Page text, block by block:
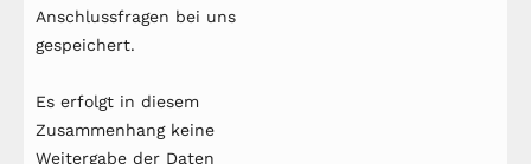
Anschlussfragen bei uns
gespeichert.
Es erfolgt in diesem
Zusammenhang keine
Weitergabe der Daten